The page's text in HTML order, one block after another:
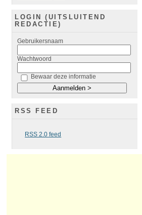
LOGIN (UITSLUITEND
REDACTIE)
Gebruikersnaam
Wachtwoord
Bewaar deze informatie
RSS FEED
RSS 2.0 feed